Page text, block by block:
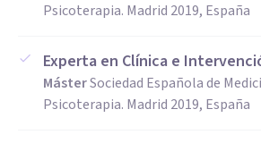
Psicoterapia. Madrid 2019, España
Experta en Clínica e
MásterSociedad Española de
Psicoterapia. Madrid 2019, España